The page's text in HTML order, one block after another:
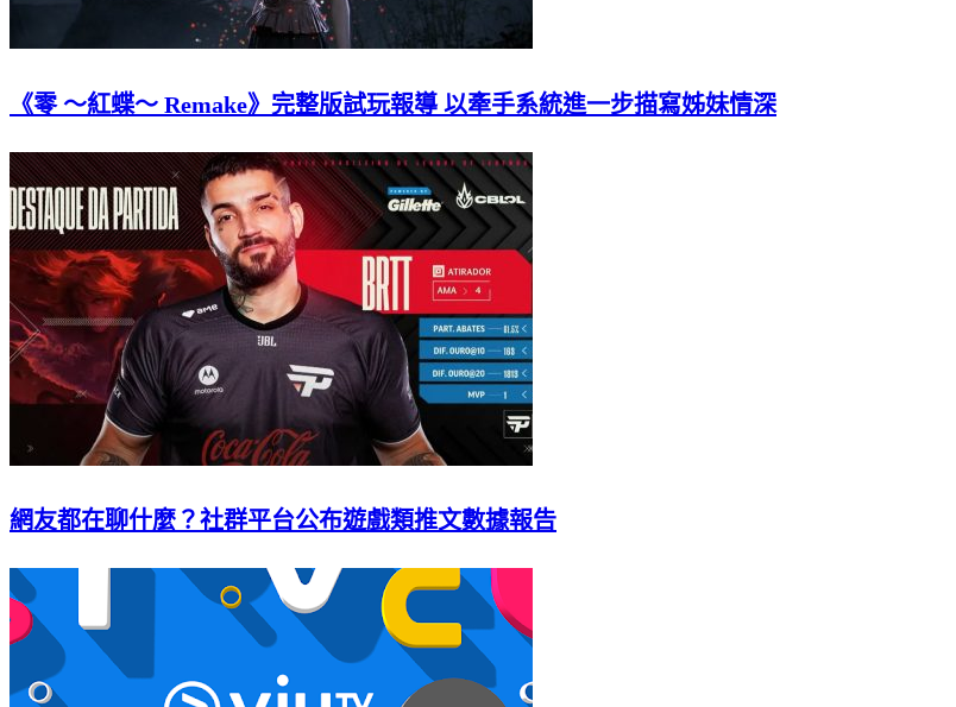
《零 ～紅蝶～ Remake》完整版試玩報導 以牽手系統進一步描寫姊妹情深
網友都在聊什麼？社群平台公布遊戲類推文數據報告